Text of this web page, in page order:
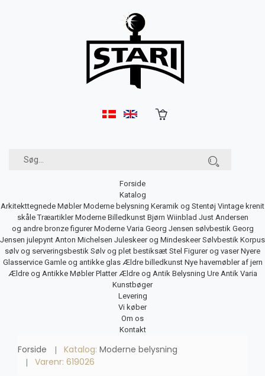
Forside
Katalog
Arkitekttegnede Møbler Moderne belysning Keramik og Stentøj Vintage krenit
skåle Træartikler Moderne Billedkunst Bjørn Wiinblad Just Andersen
og andre bronze figurer Moderne Varia Georg Jensen sølvbestik Georg
Jensen julepynt Anton Michelsen Juleskeer og Mindeskeer Sølvbestik Korpus
sølv og serveringsbestik Sølv og plet bestiksæt Stel Figurer og vaser Nyere
Glasservice Gamle og antikke glas Ældre billedkunst Nye havemøbler af jern
Ældre og Antikke Møbler Platter Ældre og Antik Belysning Ure Antik Varia
Kunstbøger
Levering
Vi køber
Om os
Kontakt
Forside Katalog: Moderne belysning
Varenr: 619026